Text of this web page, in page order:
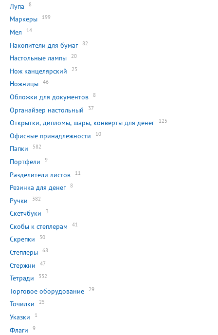
Лупа 8
Маркеры 199
Мел 14
Накопители для бумаг 82
Настольные лампы 20
Нож канцелярский 25
Ножницы 46
Обложки для документов 8
Органайзер настольный 37
Открытки, дипломы, шары, конверты для денег 125
Офисные принадлежности 10
Папки 582
Портфели 9
Разделители листов 11
Резинка для денег 8
Ручки 382
Скетчбуки 3
Скобы к степлерам 41
Скрепки 50
Степлеры 68
Стержни 47
Тетради 332
Торговое оборудование 29
Точилки 25
Указки 1
Флаги 9